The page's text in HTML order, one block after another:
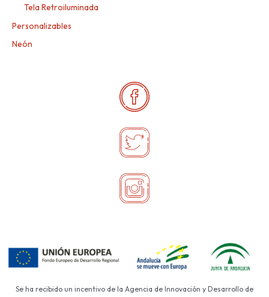
Tela Retroiluminada
Personalizables
Neón
Se ha recibido un incentivo de la Agencia de Innovación y Desarrollo de